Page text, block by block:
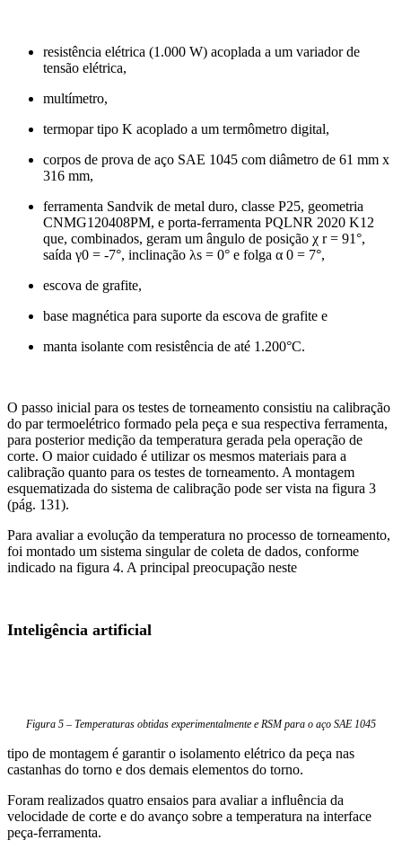
resistência elétrica (1.000 W) acoplada a um variador de
tensão elétrica,
multímetro,
termopar tipo K acoplado a um termômetro digital,
corpos de prova de aço SAE 1045 com diâmetro de 61 mm x
316 mm,
ferramenta Sandvik de metal duro, classe P25, geometria
CNMG120408PM, e porta-ferramenta PQLNR 2020 K12
que, combinados, geram um ângulo de posição χ r = 91°,
saída γ0 = -7°, inclinação λs = 0° e folga α 0 = 7°,
escova de grafite,
base magnética para suporte da escova de grafite e
manta isolante com resistência de até 1.200°C.
O passo inicial para os testes de torneamento consistiu na calibração
do par termoelétrico formado pela peça e sua respectiva ferramenta,
para posterior medição da temperatura gerada pela operação de
corte. O maior cuidado é utilizar os mesmos materiais para a
calibração quanto para os testes de torneamento. A montagem
esquematizada do sistema de calibração pode ser vista na figura 3
(pág. 131).
Para avaliar a evolução da temperatura no processo de torneamento,
foi montado um sistema singular de coleta de dados, conforme
indicado na figura 4. A principal preocupação neste
Inteligência artificial
Figura 5 – Temperaturas obtidas experimentalmente e RSM para o aço SAE 1045
tipo de montagem é garantir o isolamento elétrico da peça nas
castanhas do torno e dos demais elementos do torno.
Foram realizados quatro ensaios para avaliar a influência da
velocidade de corte e do avanço sobre a temperatura na interface
peça-ferramenta.